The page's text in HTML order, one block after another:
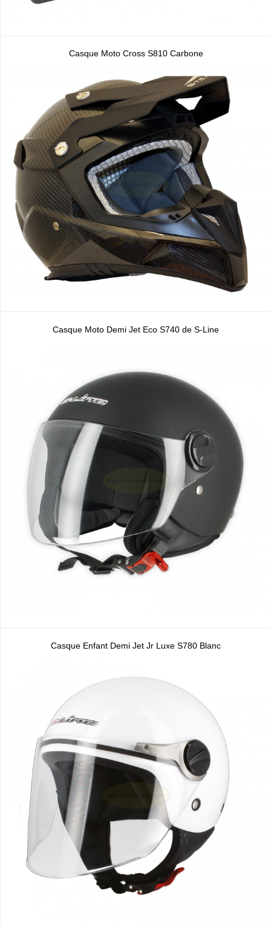
Casque Moto Cross S810 Carbone
Casque Moto Demi Jet Eco S740 de S-Line
Casque Enfant Demi Jet Jr Luxe S780 Blanc